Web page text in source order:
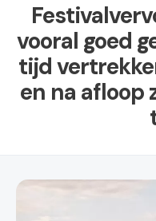
vooral goed
tijd
en na afloop